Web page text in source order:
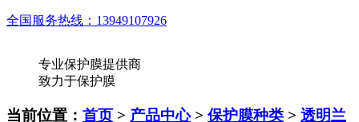
全国服务热线： 13949107926
专业保护膜提供商
致力于保护膜
当前位置： 首页 > 产品中心> 保护膜种类 > 透明兰